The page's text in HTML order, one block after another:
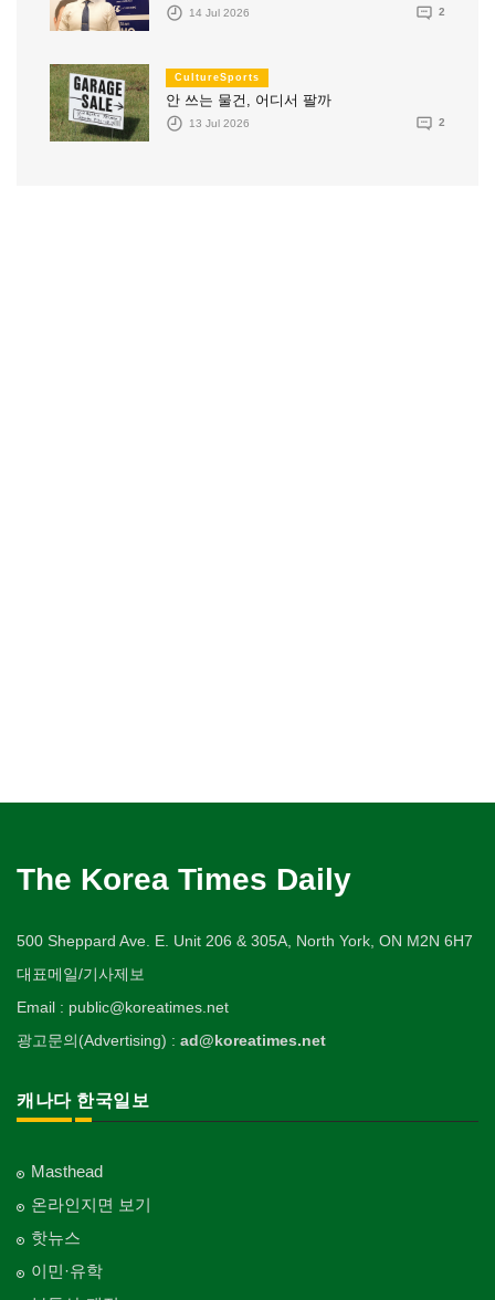
14 Jul 2026 2
CultureSports
안 쓰는 물건, 어디서 팔까
13 Jul 2026 2
The Korea Times Daily
500 Sheppard Ave. E. Unit 206 & 305A, North York, ON M2N 6H7
대표메일/기사제보
Email : public@koreatimes.net
광고문의(Advertising) : ad@koreatimes.net
캐나다 한국일보
Masthead
온라인지면 보기
핫뉴스
이민·유학